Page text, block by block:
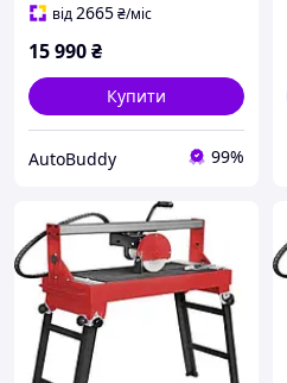
від2665₴/міс
15 990₴
Купити
AutoBuddy 99%